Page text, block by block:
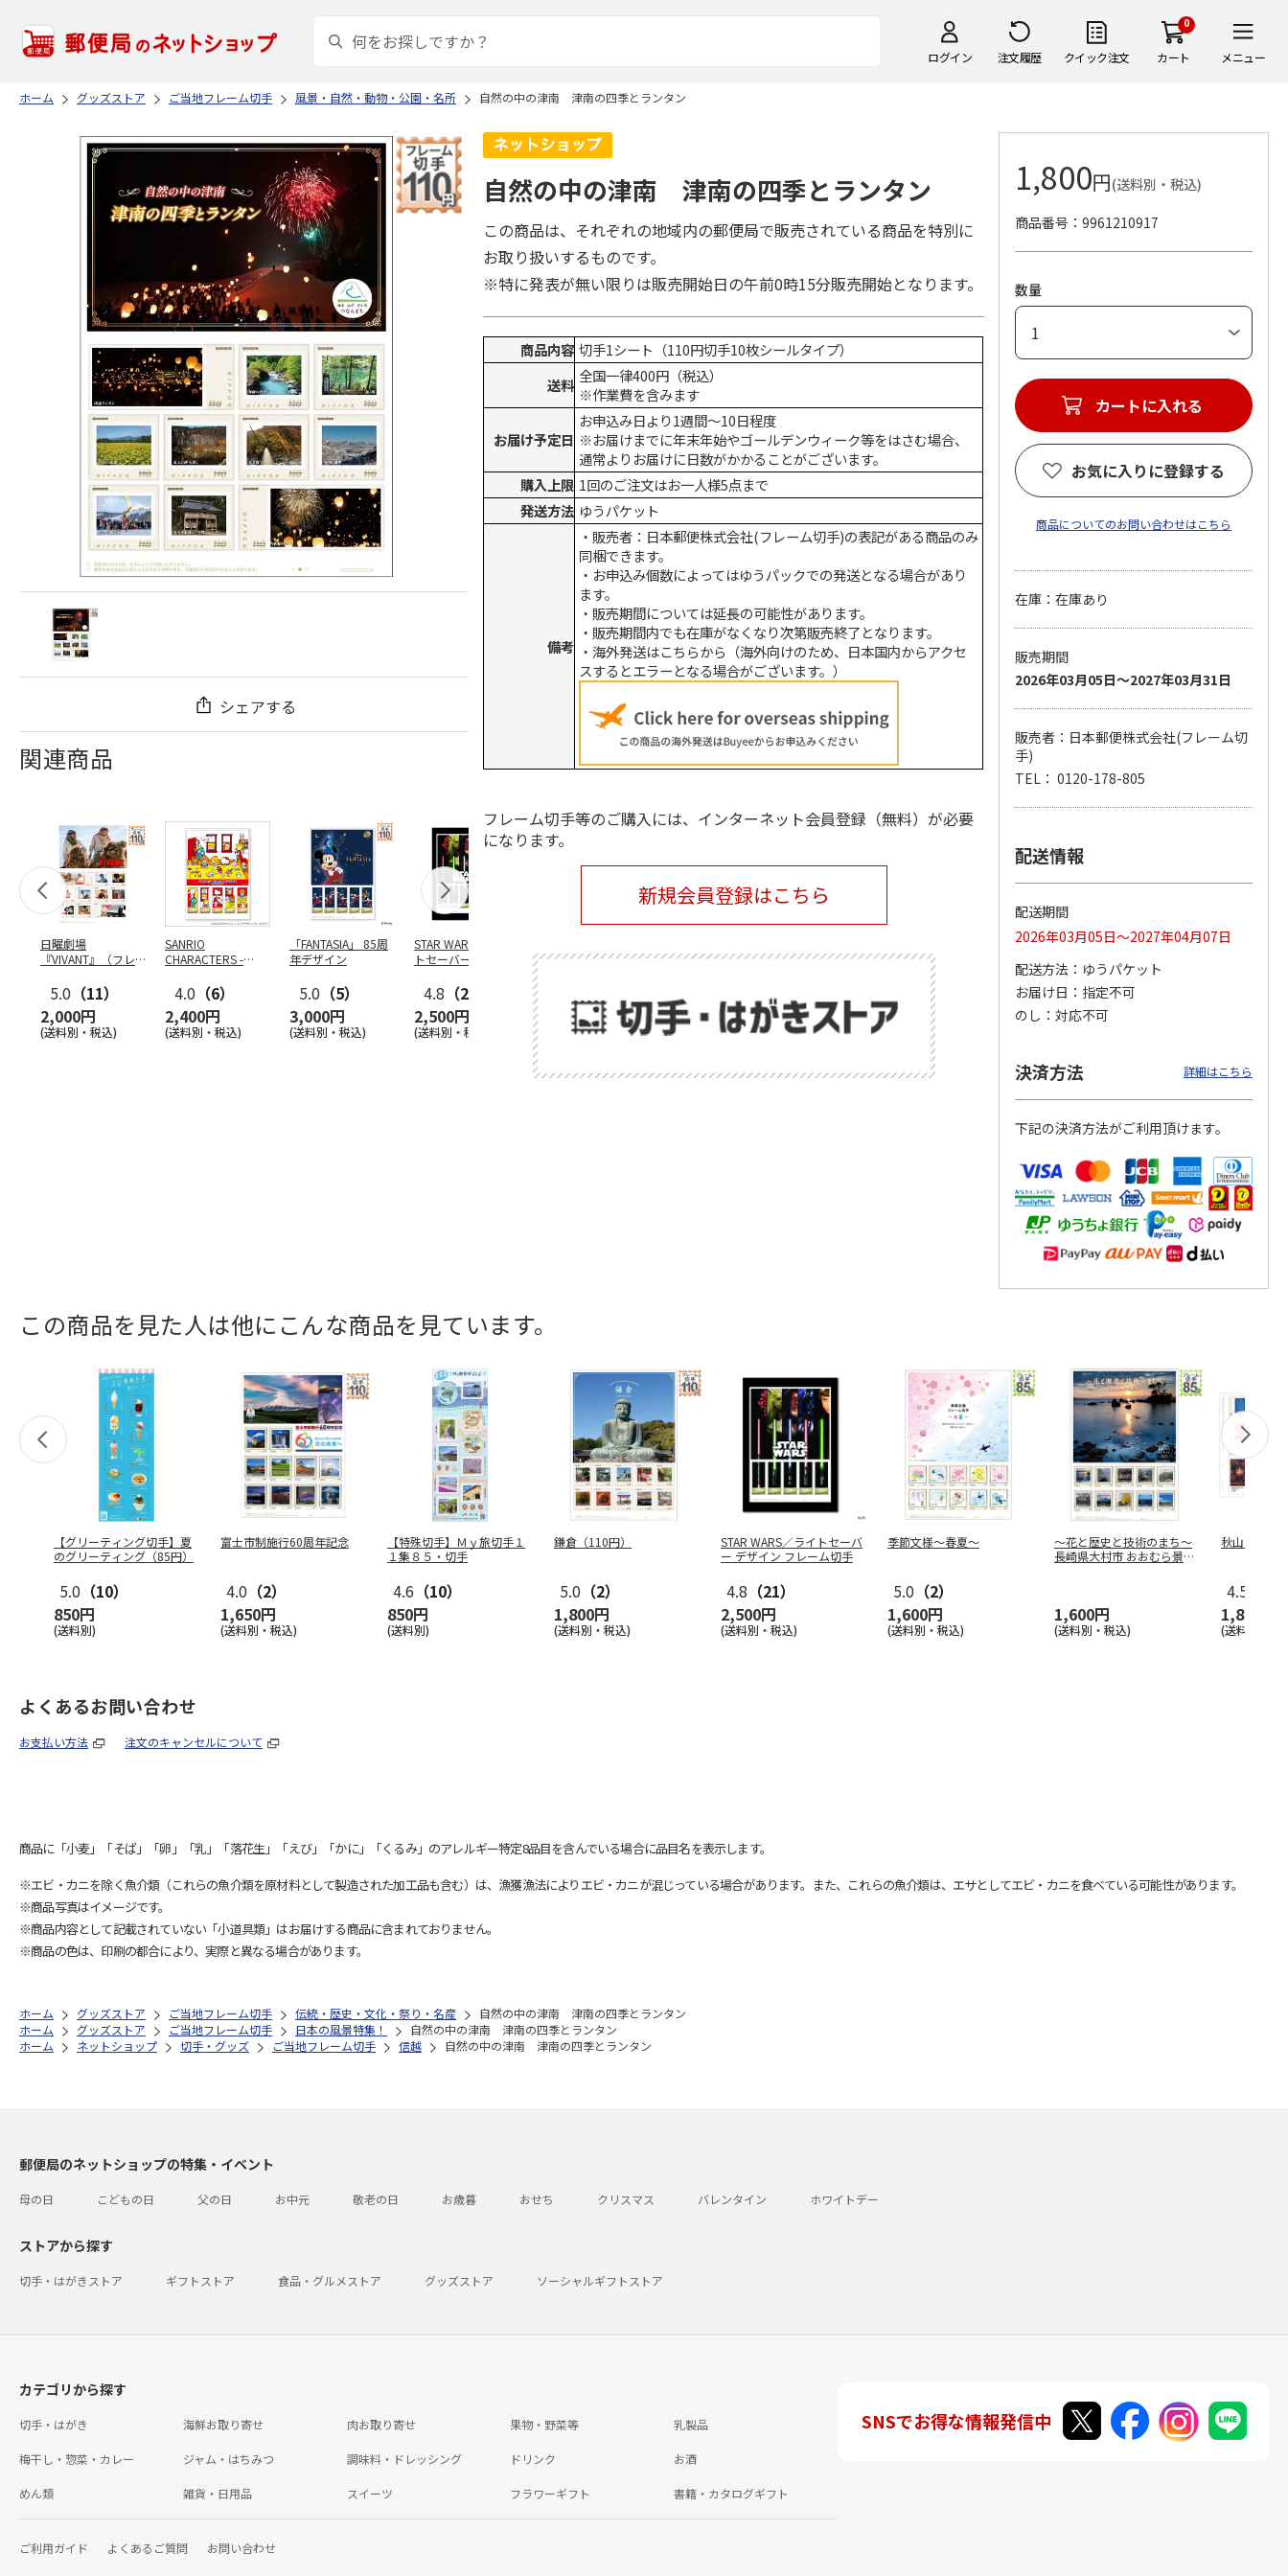
ログイン 注文履歴 クイック注文
0
カート メニュー
ホーム グッズストア ご当地フレーム切手 風景・自然・動物・公園・名所 自然の中の津南 津南の四季とランタン
シェアする
関連商品
日曜劇場
『VIVANT』（フレ
5.0 （11）
2,000円
(送料別・税込)
SANRIO
CHARACTERS -
4.0 （6）
2,400円
(送料別・税込)
「FANTASIA」 85周
年デザイン
5.0 （5）
3,000円
(送料別・税込)
STAR WARS／ライ
トセーバー デザイ
4.8 （21）
2,500円
(送料別・税込)
CHARACTERS -
2,400円
(送料別・税込)
CHARACTERS -BUS
5.0
2,400円
(送料別・税込)
ットちゃん広場
1,500円
(送料別・税込)
島、沖縄島北部及び
西表島」世界自然遺
産登録
4.7
2,000円
(送料別・税込)
15周年記念 特急 A
4.0 （2）
1,300円
ぼく、シマエナガ。
自然の中の津南 津南の四季とランタン
この商品は、それぞれの地域内の郵便局で販売されている商品を特別に
お取り扱いするものです。
※特に発表が無い限りは販売開始日の午前0時15分販売開始となります。
商品内容 切手1シート（110円切手10枚シールタイプ）
送料 全国一律400円（税込）
※作業費を含みます
お届け予定日
お申込み日より1週間～10日程度
※お届けまでに年末年始やゴールデンウィーク等をはさむ場合、
通常よりお届けに日数がかかることがございます。
購入上限 1回のご注文はお一人様5点まで
発送方法 ゆうパケット
備考
・販売者：日本郵便株式会社(フレーム切手)の表記がある商品のみ
同梱できます。
・お申込み個数によってはゆうパックでの発送となる場合があり
ます。
・販売期間については延長の可能性があります。
・販売期間内でも在庫がなくなり次第販売終了となります。
・海外発送はこちらから（海外向けのため、日本国内からアクセ
スするとエラーとなる場合がございます。）
フレーム切手等のご購入には、インターネット会員登録（無料）が必要
になります。
新規会員登録はこちら
1,800円(送料別・税込)
商品番号
9961210917
数量
カートに入れる
お気に入りに登録する
商品についてのお問い合わせはこちら
在庫：在庫あり
販売期間
2026年03月05日～2027年03月31日
販売者：日本郵便株式会社(フレーム切
手)
TEL： 0120-178-805
配送情報
配送期間
2026年03月05日～2027年04月07日
配送方法
ゆうパケット
お届け日
指定不可
のし
対応不可
決済方法 詳細はこちら
下記の決済方法がご利用頂けます。
この商品を見た人は他にこんな商品を見ています。
【グリーティング切手】夏
のグリーティング（85円）
5.0 （10）
850円
(送料別)
富士市制施行60周年記念
4.0 （2）
1,650円
(送料別・税込)
【特殊切手】Ｍｙ旅切手１
１集８５・切手
4.6 （10）
850円
(送料別)
鎌倉（110円）
5.0 （2）
1,800円
(送料別・税込)
STAR WARS／ライトセーバ
ー デザイン フレーム切手
4.8 （21）
2,500円
(送料別・税込)
季節文様～春夏～
5.0 （2）
1,600円
(送料別・税込)
～花と歴史と技術のまち～
長崎県大村市 おおむら景観
1,600円
(送料別・税込)
秋山 孝 越
4.5
1,800円
(送料別・税
よくあるお問い合わせ
お支払い方法 注文のキャンセルについて
商品に「小麦」「そば」「卵」「乳」「落花生」「えび」「かに」「くるみ」のアレルギー特定8品目を含んでいる場合に品目名を表示します。
※エビ・カニを除く魚介類（これらの魚介類を原材料として製造された加工品も含む）は、漁獲漁法によりエビ・カニが混じっている場合があります。また、これらの魚介類は、エサとしてエビ・カニを食べている可能性があります。
※商品写真はイメージです。
※商品内容として記載されていない「小道具類」はお届けする商品に含まれておりません。
※商品の色は、印刷の都合により、実際と異なる場合があります。
ホーム グッズストア ご当地フレーム切手 伝統・歴史・文化・祭り・名産
自然の中の津南 津南の四季とランタン
ホーム
グッズストア ご当地フレーム切手 日本の風景特集！
自然の中の津南 津南の四季とランタン
ホーム
ネットショップ 切手・グッズ ご当地フレーム切手 信越 自然の中の津南 津南の四季とランタン
郵便局のネットショップの特集・イベント
母の日 こどもの日 父の日 お中元 敬老の日 お歳暮 おせち クリスマス バレンタイン ホワイトデー
ストアから探す
切手・はがきストア ギフトストア 食品・グルメストア グッズストア ソーシャルギフトストア
カテゴリから探す
切手・はがき 海鮮お取り寄せ 肉お取り寄せ 果物・野菜等 乳製品
梅干し・惣菜・カレー ジャム・はちみつ 調味料・ドレッシング ドリンク お酒
めん類 雑貨・日用品 スイーツ フラワーギフト 書籍・カタログギフト
ご利用ガイド よくあるご質問 お問い合わせ
SNSでお得な情報発信中